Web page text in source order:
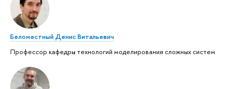
Беломестный Денис Витальевич
Профессор кафедры технологий моделирования сложных систем